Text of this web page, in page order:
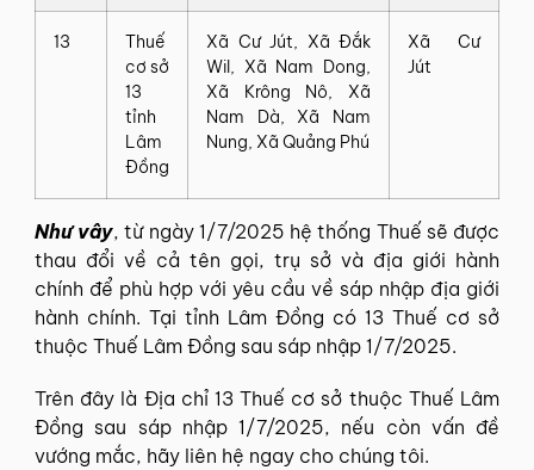
13
Thuế‍
cơ‍ sở‍
13‍
tỉnh
Lâm
Đồng
Xã‍ Cư‍ Jút,‍ Xã‍ Đắk‍
Wil,‍ Xã‍ Nam‍ Dong,‍
Xã‍ Krông‍ Nô,‍ Xã‍
Nam‍ Dà,‍ Xã‍ Nam‍
Nung,‍ Xã‍ Quảng‍ Phú
Xã‍ Cư‍
Jút
Như vây, từ ngày 1/7/2025 hệ thống Thuế sẽ được
thau đổi về cả tên gọi, trụ sở và địa giới hành
chính để phù hợp với yêu cầu về sáp nhập địa giới
hành chính. Tại tỉnh Lâm Đồng có 13 Thuế cơ sở
thuộc Thuế Lâm Đồng sau sáp nhập 1/7/2025.
Trên đây là Địa chỉ 13 Thuế cơ sở thuộc Thuế Lâm
Đồng sau sáp nhập 1/7/2025, nếu còn vấn đề
vướng mắc, hãy liên hệ ngay cho chúng tôi.